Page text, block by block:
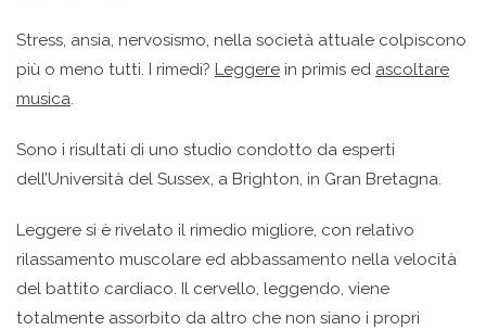
Stress, ansia, nervosismo, nella società attuale colpiscono
più o meno tutti. I rimedi? Leggere in primis ed ascoltare
musica.
Sono i risultati di uno studio condotto da esperti
dell’Università del Sussex, a Brighton, in Gran Bretagna.
Leggere si è rivelato il rimedio migliore, con relativo
rilassamento muscolare ed abbassamento nella velocità
del battito cardiaco. Il cervello, leggendo, viene
totalmente assorbito da altro che non siano i propri